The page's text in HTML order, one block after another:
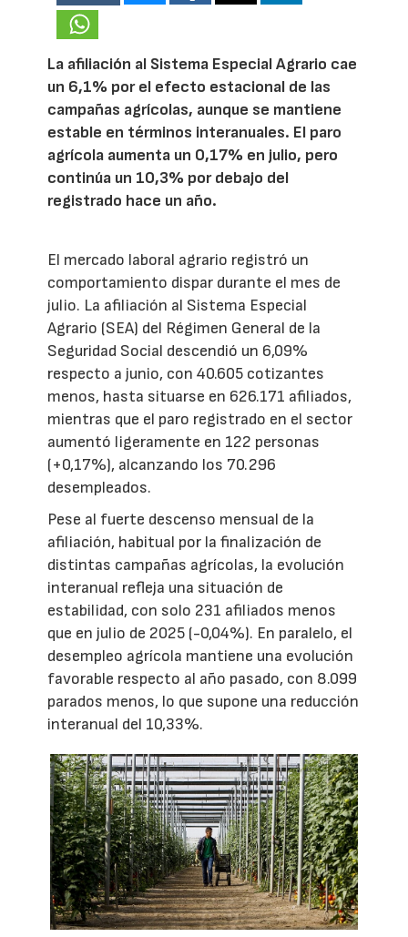
La afiliación al Sistema Especial Agrario cae
un 6,1% por el efecto estacional de las
campañas agrícolas, aunque se mantiene
estable en términos interanuales. El paro
agrícola aumenta un 0,17% en julio, pero
continúa un 10,3% por debajo del
registrado hace un año.
El mercado laboral agrario registró un
comportamiento dispar durante el mes de
julio. La afiliación al Sistema Especial
Agrario (SEA) del Régimen General de la
Seguridad Social descendió un 6,09%
respecto a junio, con 40.605 cotizantes
menos, hasta situarse en 626.171 afiliados,
mientras que el paro registrado en el sector
aumentó ligeramente en 122 personas
(+0,17%), alcanzando los 70.296
desempleados.
Pese al fuerte descenso mensual de la
afiliación, habitual por la finalización de
distintas campañas agrícolas, la evolución
interanual refleja una situación de
estabilidad, con solo 231 afiliados menos
que en julio de 2025 (-0,04%). En paralelo, el
desempleo agrícola mantiene una evolución
favorable respecto al año pasado, con 8.099
parados menos, lo que supone una reducción
interanual del 10,33%.